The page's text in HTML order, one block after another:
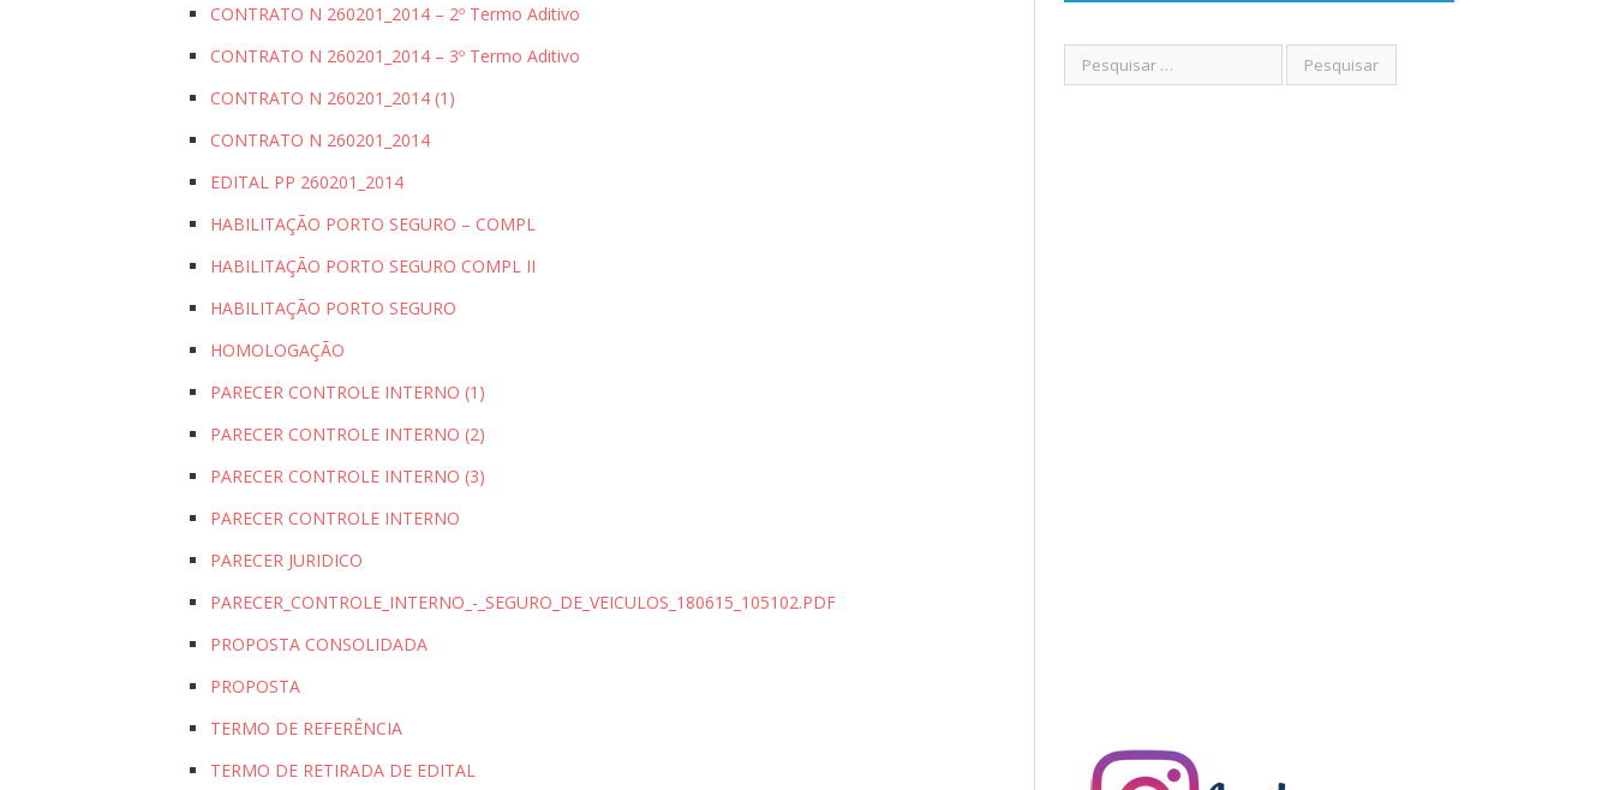
CONTRATO N 260201_2014 – 2º Termo Aditivo
CONTRATO N 260201_2014 – 3º Termo Aditivo
CONTRATO N 260201_2014 (1)
CONTRATO N 260201_2014
EDITAL PP 260201_2014
HABILITAÇÃO PORTO SEGURO – COMPL
HABILITAÇÃO PORTO SEGURO COMPL II
HABILITAÇÃO PORTO SEGURO
HOMOLOGAÇÃO
PARECER CONTROLE INTERNO (1)
PARECER CONTROLE INTERNO (2)
PARECER CONTROLE INTERNO (3)
PARECER CONTROLE INTERNO
PARECER JURIDICO
PARECER_CONTROLE_INTERNO_-_SEGURO_DE_VEICULOS_180615_105102.PDF
PROPOSTA CONSOLIDADA
PROPOSTA
TERMO DE REFERÊNCIA
TERMO DE RETIRADA DE EDITAL